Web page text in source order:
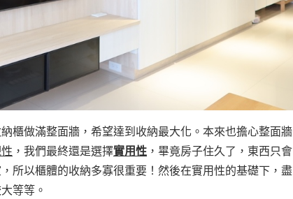
櫃做滿整面牆，希望達到收納最大化。本來也擔心整面牆
，我們最終還是選擇實用性 ，畢竟房子住久了，東西只會
所以櫃體的收納多寡很重要！然後在實用性的基礎下，盡
等等。